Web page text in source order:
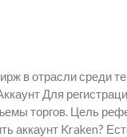
в отрасли среди
Для
торгов. Цель
Kraken?